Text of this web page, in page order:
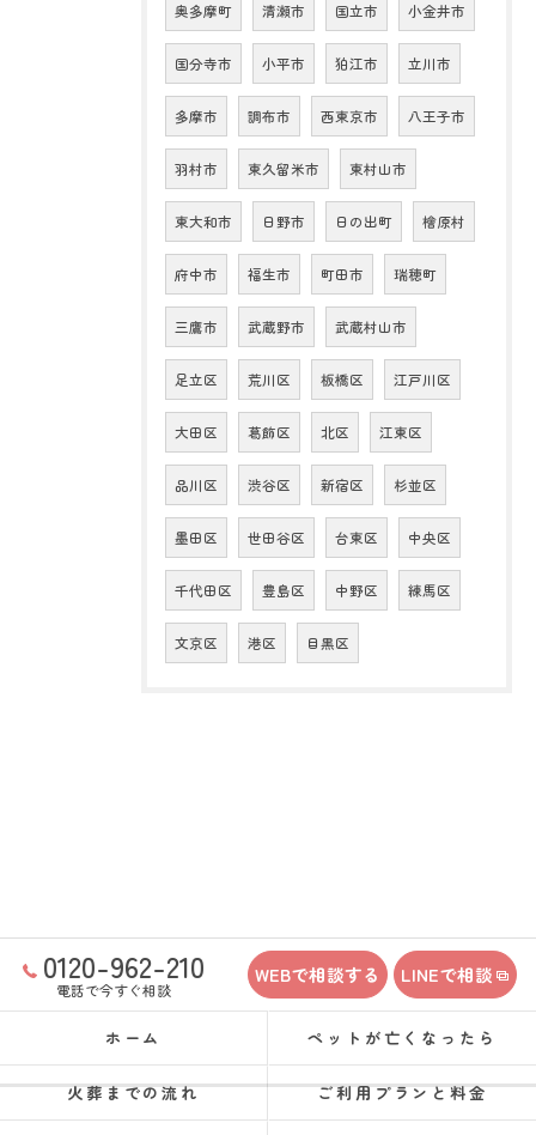
奥多摩町 清瀬市 国立市 小金井市
国分寺市 小平市 狛江市 立川市
多摩市 調布市 西東京市 八王子市
羽村市 東久留米市 東村山市
東大和市 日野市 日の出町 檜原村
府中市 福生市 町田市 瑞穂町
三鷹市 武蔵野市 武蔵村山市
足立区 荒川区 板橋区 江戸川区
大田区 葛飾区 北区 江東区
品川区 渋谷区 新宿区 杉並区
墨田区 世田谷区 台東区 中央区
千代田区 豊島区 中野区 練馬区
文京区 港区 目黒区
0120-962-210
電話で今すぐ相談
WEBで相談する LINEで相談
ホーム ペットが亡くなったら
火葬までの流れ ご利用プランと料金